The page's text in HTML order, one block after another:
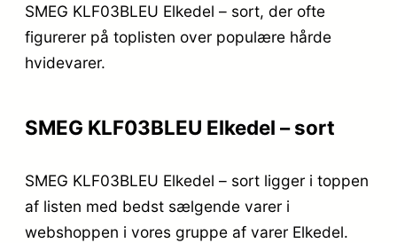
SMEG KLF03BLEU Elkedel – sort, der ofte
figurerer på toplisten over populære hårde
hvidevarer.
SMEG KLF03BLEU Elkedel – sort
SMEG KLF03BLEU Elkedel – sort ligger i toppen
af listen med bedst sælgende varer i
webshoppen i vores gruppe af varer Elkedel.